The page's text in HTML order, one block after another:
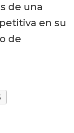
de una
en su
de